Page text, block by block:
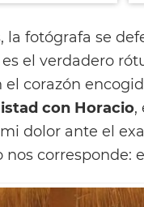
la fotógrafa se
el verdadero
el corazón
con Horacio,
dolor ante el
corresponde: